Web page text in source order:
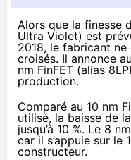
Alors que la finesse
Ultra Violet) est
2018, le fabricant
croisés. Il annonce
nm FinFET (alias
production.
Comparé au 10 nm
utilisé, la baisse de
jusqu’à 10 %. Le 8
car il s’appuie sur le
constructeur.